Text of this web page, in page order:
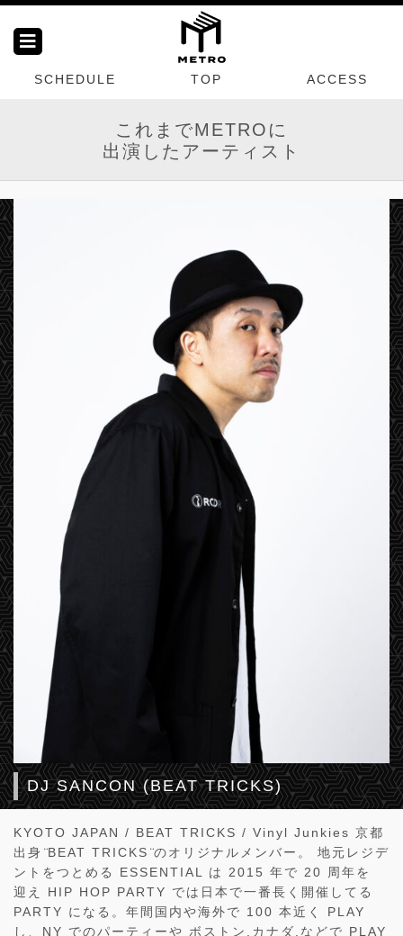
SCHEDULE TOP ACCESS
これまでMETROに
出演したアーティスト
DJ SANCON (BEAT TRICKS)
KYOTO JAPAN / BEAT TRICKS / Vinyl Junkies 京都
出身 ̈BEAT TRICKS ̈のオリジナルメンバー。 地元レジデ
ントをつとめる ESSENTIAL は 2015 年で 20 周年を
迎え HIP HOP PARTY では日本で一番長く開催してる
PARTY になる。年間国内や海外で 100 本近く PLAY
し、NY でのパーティーや ボストン.カナダ.などで PLAY